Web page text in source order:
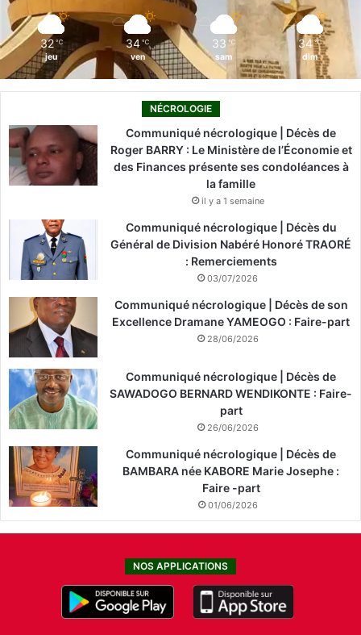
32 ℃
jeu
34 ℃
ven
33 ℃
sam
34 ℃
dim
NÉCROLOGIE
Communiqué nécrologique | Décès de
Roger BARRY : Le Ministère de l’Économie et
des Finances présente ses condoléances à
la famille
il y a 1 semaine
Communiqué nécrologique | Décès du
Général de Division Nabéré Honoré TRAORÉ
: Remerciements
03/07/2026
Communiqué nécrologique | Décès de son
Excellence Dramane YAMEOGO : Faire-part
28/06/2026
Communiqué nécrologique | Décès de
SAWADOGO BERNARD WENDIKONTE : Faire-
part
26/06/2026
Communiqué nécrologique | Décès de
BAMBARA née KABORE Marie Josephe :
Faire -part
01/06/2026
NOS APPLICATIONS